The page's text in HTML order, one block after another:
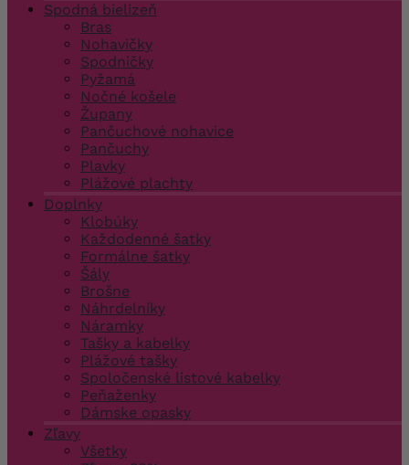
Spodná bielizeň
Bras
Nohavičky
Spodničky
Pyžamá
Nočné košele
Župany
Pančuchové nohavice
Pančuchy
Plavky
Plážové plachty
Doplnky
Klobúky
Každodenné šatky
Formálne šatky
Šály
Brošne
Náhrdelníky
Náramky
Tašky a kabelky
Plážové tašky
Spoločenské listové kabelky
Peňaženky
Dámske opasky
Zľavy
Všetky